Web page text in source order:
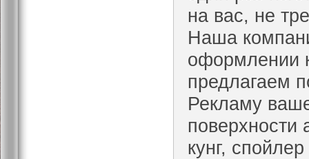
на вас, не
Наша
оформлении
предлагаем
Рекламу
поверхности
кунг,